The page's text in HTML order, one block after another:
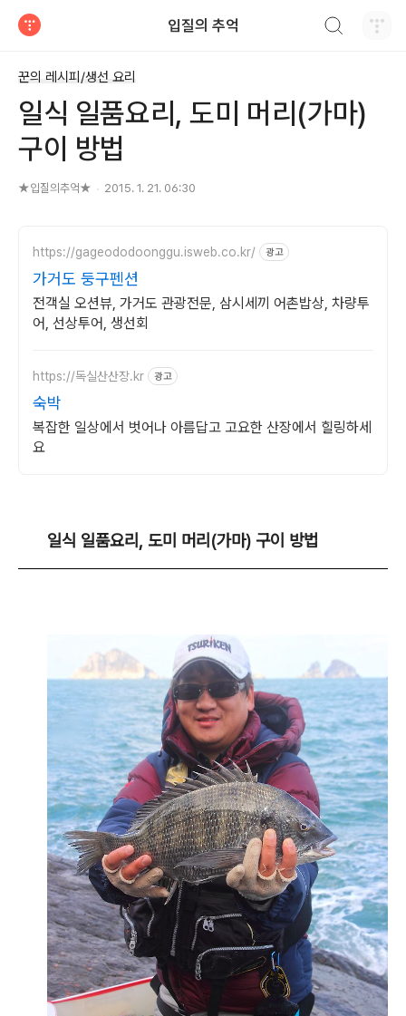
입질의 추억
꾼의 레시피/생선 요리
일식 일품요리, 도미 머리(가마)
구이 방법
★입질의추억★ 2015. 1. 21. 06:30
https://gageododoonggu.isweb.co.kr/ 광고
가거도 둥구펜션
전객실 오션뷰, 가거도 관광전문, 삼시세끼 어촌밥상, 차량투
어, 선상투어, 생선회
https://독실산산장.kr 광고
숙박
복잡한 일상에서 벗어나 아름답고 고요한 산장에서 힐링하세
요
일식 일품요리, 도미 머리(가마) 구이 방법